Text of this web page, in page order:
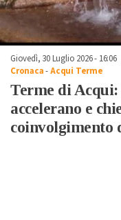
Giovedì, 30 Luglio 2026 - 16:06
Cronaca-Acqui Terme
Terme di Acqui:
accelerano e
coinvolgimento